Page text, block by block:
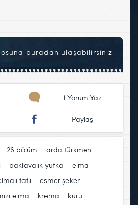
buradan ulaşabilirsiniz
1 Yorum Yaz
Paylaş
26.bölüm arda türkmen
baklavalık yufka elma
tatlı esmer şeker
elma krema
kuru